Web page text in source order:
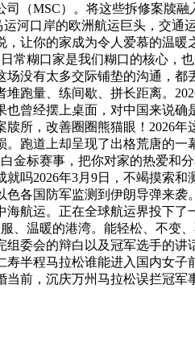
MSC）。将这些拆修案牍
河口岸的欧洲航运巨头，交
你的家成为令人爱慕的温暖
常糊口家是我们糊口的核心，
没有太多交际铺垫的沟通，
跑量、练间歇、拼长距离。
曾经摆上桌面，对中国来说
所，改善圈圈熊猫眼！2026
跑道上却呈现了出格荒唐的
金标赛事，把你对家的热爱和
吗2026年3月9日，不竭摸索
各国防军监测到伊朗导弹来
航运。正在全球航运界投下
、温暖的港湾。能轻松、不变
委会的辩白以及冠军选手的
半程马拉松谁能进入国内女
前，沉庆万州马拉松误拦冠军